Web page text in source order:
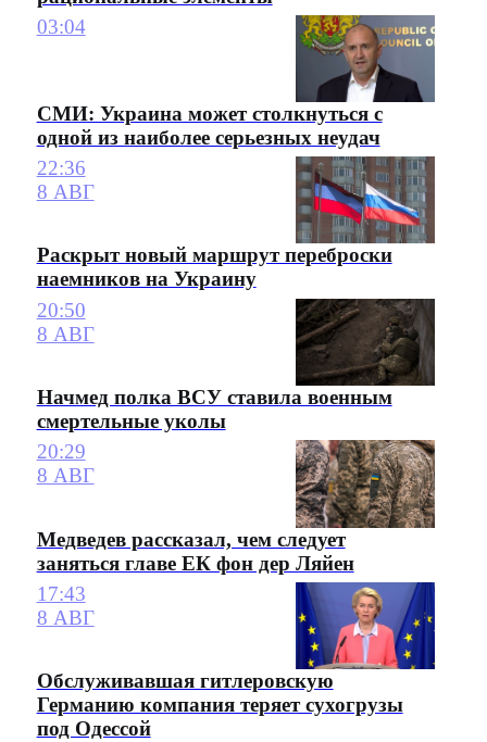
03:04
СМИ: Украина может столкнуться с
одной из наиболее серьезных неудач
22:36
8 АВГ
Раскрыт новый маршрут переброски
наемников на Украину
20:50
8 АВГ
Начмед полка ВСУ ставила военным
смертельные уколы
20:29
8 АВГ
Медведев рассказал, чем следует
заняться главе ЕК фон дер Ляйен
17:43
8 АВГ
Обслуживавшая гитлеровскую
Германию компания теряет сухогрузы
под Одессой